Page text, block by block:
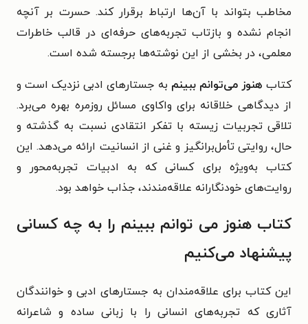
مخاطب بتواند با آن‌ها ارتباط برقرار کند. حسرت بر آنچه
انجام نشده و بازتاب تجربه‌های حرفه‌ای در قالب خاطرات
معلمی، در بخشی از این نوشته‌ها برجسته شده است.
کتاب هنوز می‌توانم ببینم به جستارهای ادبی نزدیک است و
از دیدگاهی خلاقانه برای واکاوی مسائل روزمره بهره می‌برد.
تلاقی تجربیات زیسته با تفکر انتقادی نسبت به گذشته و
حال، روایتی تأمل‌برانگیز و غنی از انسانیت ارائه می‌دهد. این
کتاب به‌ویژه برای کسانی که به ادبیات تجربه‌محور و
روایت‌های خودنگارانه علاقه‌مندند، جذاب خواهد بود.
کتاب هنوز می توانم ببینم را به چه کسانی
پیشنهاد می‌کنیم
این کتاب برای علاقه‌مندان به جستارهای ادبی و خوانندگان
آثاری که تجربه‌های انسانی را با زبانی ساده و شاعرانه